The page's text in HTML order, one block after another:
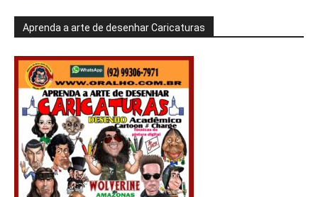
Aprenda a arte de desenhar Caricaturas